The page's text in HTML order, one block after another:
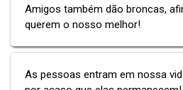
Amigos também dão broncas,
querem o nosso melhor!
As pessoas entram em nossa